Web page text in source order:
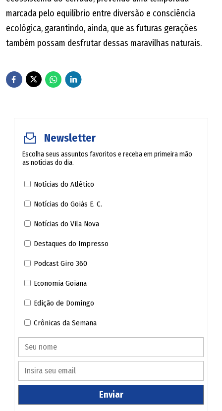
marcada pelo equilíbrio entre diversão e consciência
ecológica, garantindo, ainda, que as futuras gerações
também possam desfrutar dessas maravilhas naturais.
Newsletter
Escolha seus assuntos favoritos e receba em primeira mão
as notícias do dia.
Notícias do Atlético
Notícias do Goiás E. C.
Notícias do Vila Nova
Destaques do Impresso
Podcast Giro 360
Economia Goiana
Edição de Domingo
Crônicas da Semana
Enviar